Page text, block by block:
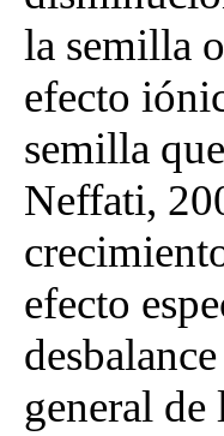
la semilla
efecto
semilla
Neffati,
efecto
general